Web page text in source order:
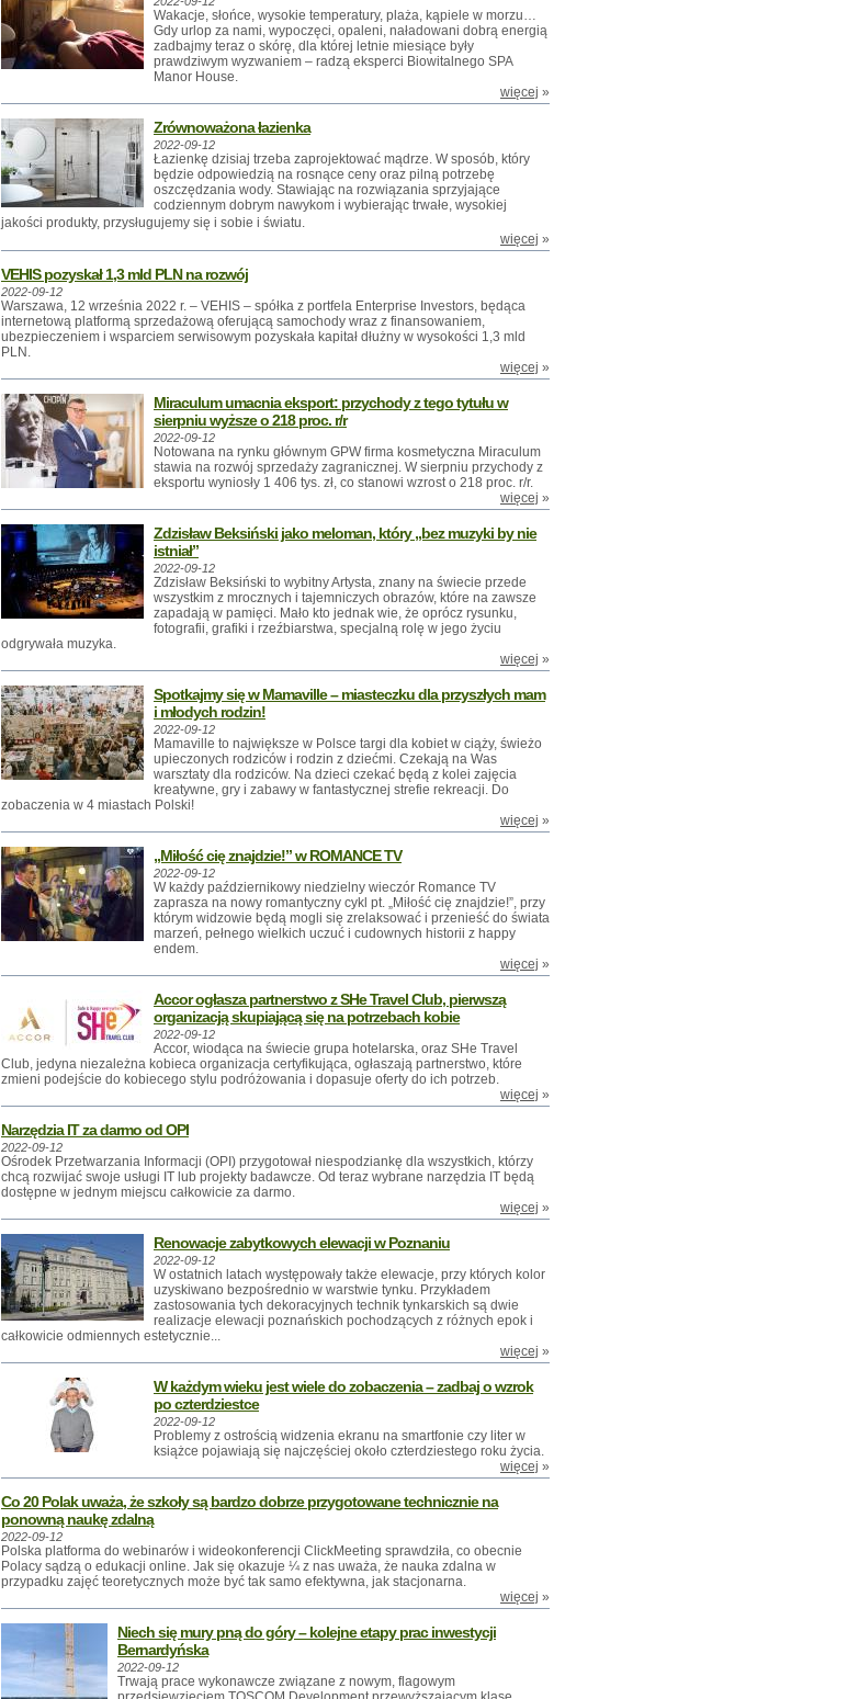
Wakacje, słońce, wysokie temperatury, plaża, kąpiele w morzu…
Gdy urlop za nami, wypoczęci, opaleni, naładowani dobrą energią
zadbajmy teraz o skórę, dla której letnie miesiące były
prawdziwym wyzwaniem – radzą eksperci Biowitalnego SPA
Manor House.
więcej »
Zrównoważona łazienka
2022-09-12
Łazienkę dzisiaj trzeba zaprojektować mądrze. W sposób, który
będzie odpowiedzią na rosnące ceny oraz pilną potrzebę
oszczędzania wody. Stawiając na rozwiązania sprzyjające
codziennym dobrym nawykom i wybierając trwałe, wysokiej
jakości produkty, przysługujemy się i sobie i światu.
więcej »
VEHIS pozyskał 1,3 mld PLN na rozwój
2022-09-12
Warszawa, 12 września 2022 r. – VEHIS – spółka z portfela Enterprise Investors, będąca
internetową platformą sprzedażową oferującą samochody wraz z finansowaniem,
ubezpieczeniem i wsparciem serwisowym pozyskała kapitał dłużny w wysokości 1,3 mld
PLN.
więcej »
Miraculum umacnia eksport: przychody z tego tytułu w
sierpniu wyższe o 218 proc. r/r
2022-09-12
Notowana na rynku głównym GPW firma kosmetyczna Miraculum
stawia na rozwój sprzedaży zagranicznej. W sierpniu przychody z
eksportu wyniosły 1 406 tys. zł, co stanowi wzrost o 218 proc. r/r.
więcej »
Zdzisław Beksiński jako meloman, który „bez muzyki by nie
istniał”
2022-09-12
Zdzisław Beksiński to wybitny Artysta, znany na świecie przede
wszystkim z mrocznych i tajemniczych obrazów, które na zawsze
zapadają w pamięci. Mało kto jednak wie, że oprócz rysunku,
fotografii, grafiki i rzeźbiarstwa, specjalną rolę w jego życiu
odgrywała muzyka.
więcej »
Spotkajmy się w Mamaville – miasteczku dla przyszłych mam
i młodych rodzin!
2022-09-12
Mamaville to największe w Polsce targi dla kobiet w ciąży, świeżo
upieczonych rodziców i rodzin z dziećmi. Czekają na Was
warsztaty dla rodziców. Na dzieci czekać będą z kolei zajęcia
kreatywne, gry i zabawy w fantastycznej strefie rekreacji. Do
zobaczenia w 4 miastach Polski!
więcej »
„Miłość cię znajdzie!” w ROMANCE TV
2022-09-12
W każdy październikowy niedzielny wieczór Romance TV
zaprasza na nowy romantyczny cykl pt. „Miłość cię znajdzie!”, przy
którym widzowie będą mogli się zrelaksować i przenieść do świata
marzeń, pełnego wielkich uczuć i cudownych historii z happy
endem.
więcej »
Accor ogłasza partnerstwo z SHe Travel Club, pierwszą
organizacją skupiającą się na potrzebach kobie
2022-09-12
Accor, wiodąca na świecie grupa hotelarska, oraz SHe Travel
Club, jedyna niezależna kobieca organizacja certyfikująca, ogłaszają partnerstwo, które
zmieni podejście do kobiecego stylu podróżowania i dopasuje oferty do ich potrzeb.
więcej »
Narzędzia IT za darmo od OPI
2022-09-12
Ośrodek Przetwarzania Informacji (OPI) przygotował niespodziankę dla wszystkich, którzy
chcą rozwijać swoje usługi IT lub projekty badawcze. Od teraz wybrane narzędzia IT będą
dostępne w jednym miejscu całkowicie za darmo.
więcej »
Renowacje zabytkowych elewacji w Poznaniu
2022-09-12
W ostatnich latach występowały także elewacje, przy których kolor
uzyskiwano bezpośrednio w warstwie tynku. Przykładem
zastosowania tych dekoracyjnych technik tynkarskich są dwie
realizacje elewacji poznańskich pochodzących z różnych epok i
całkowicie odmiennych estetycznie...
więcej »
W każdym wieku jest wiele do zobaczenia – zadbaj o wzrok
po czterdziestce
2022-09-12
Problemy z ostrością widzenia ekranu na smartfonie czy liter w
książce pojawiają się najczęściej około czterdziestego roku życia.
więcej »
Co 20 Polak uważa, że szkoły są bardzo dobrze przygotowane technicznie na
ponowną naukę zdalną
2022-09-12
Polska platforma do webinarów i wideokonferencji ClickMeeting sprawdziła, co obecnie
Polacy sądzą o edukacji online. Jak się okazuje ¼ z nas uważa, że nauka zdalna w
przypadku zajęć teoretycznych może być tak samo efektywna, jak stacjonarna.
więcej »
Niech się mury pną do góry – kolejne etapy prac inwestycji
Bernardyńska
2022-09-12
Trwają prace wykonawcze związane z nowym, flagowym